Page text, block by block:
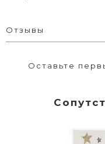
Отзывы
Оставьте